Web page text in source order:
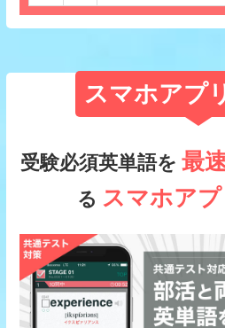
スマホアプ
受験必須英単語を 最
る スマホア